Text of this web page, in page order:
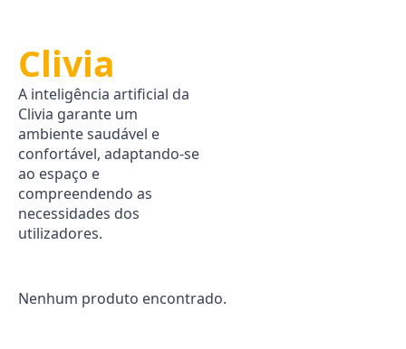
Clivia
A inteligência artificial da
Clivia garante um
ambiente saudável e
confortável, adaptando-se
ao espaço e
compreendendo as
necessidades dos
utilizadores.
Nenhum produto encontrado.